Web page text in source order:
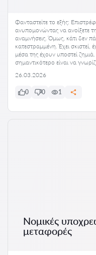
Φανταστείτε το εξής:
ανυπομονώντας να ανοίξετε
αναμνήσεις. Όμως, κάτι δεν
κατεστραμμένη. Έχει σκιστεί,
μέσα της έχουν υποστεί
σημαντικότερο είναι να
26.03.2026
0 0 1
Νομικές
μεταφορές